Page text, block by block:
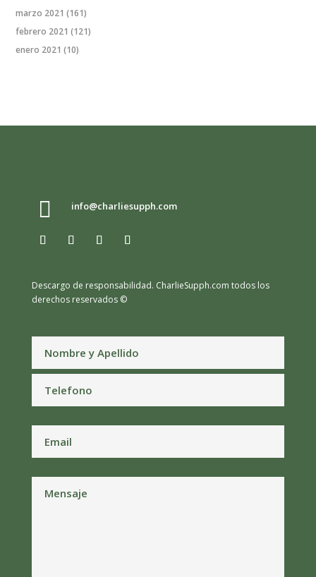
marzo 2021 (161)
febrero 2021 (121)
enero 2021 (10)
 info@charliesupph.com
Descargo de responsabilidad. CharlieSupph.com todos los
derechos reservados ©